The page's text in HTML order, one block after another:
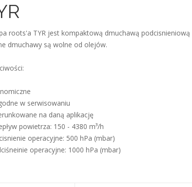
roots'a TYR jest kompaktową dmuchawą podcisnieniową
dmuchawy są wolne od olejów.
w serwisowaniu
na daną aplikację
powietrza: 150 - 4380 m³/h
operacyjne: 500 hPa (mbar)
operacyjne: 1000 hPa (mbar)